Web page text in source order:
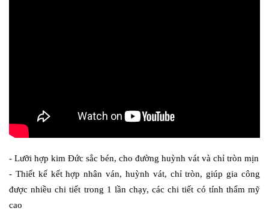
- Lưỡi hợp kim Đức sắc bén, cho đường huỳnh vát và chỉ tròn mịn
- Thiết kế kết hợp nhân ván, huỳnh vát, chỉ tròn, giúp gia công
được nhiều chi tiết trong 1 lần chạy, các chi tiết có tính thẩm mỹ
cao